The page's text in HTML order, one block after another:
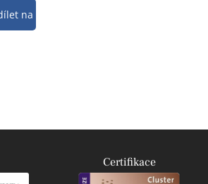
na Twitter
Certifikace